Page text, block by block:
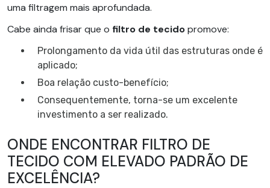
uma filtragem mais aprofundada.
Cabe ainda frisar que o filtro de tecidopromove:
Prolongamento da vida útil das estruturas onde é
aplicado;
Boa relação custo-benefício;
Consequentemente, torna-se um excelente
investimento a ser realizado.
ONDE ENCONTRAR FILTRO DE
TECIDO COM ELEVADO PADRÃO DE
EXCELÊNCIA?